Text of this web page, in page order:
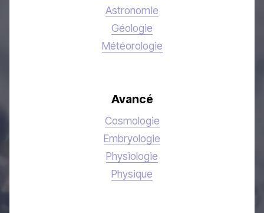
Astronomie
Géologie
Météorologie
Avancé
Cosmologie
Embryologie
Physiologie
Physique